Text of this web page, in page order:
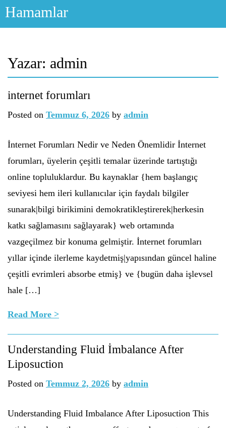
Skip
Hamamlar
Yazar: admin
internet forumları
Posted on Temmuz 6, 2026 by admin
İnternet Forumları Nedir ve Neden Önemlidir İnternet
forumları, üyelerin çeşitli temalar üzerinde tartıştığı
online topluluklardur. Bu kaynaklar {hem başlangıç
seviyesi hem ileri kullanıcılar için faydalı bilgiler
sunarak|bilgi birikimini demokratikleştirerek|herkesin
katkı sağlamasını sağlayarak} web ortamında
vazgeçilmez bir konuma gelmiştir. İnternet forumları
yıllar içinde ilerleme kaydetmiş|yapısından güncel haline
çeşitli evrimleri absorbe etmiş} ve {bugün daha işlevsel
hale […]
Read More >
Understanding Fluid İmbalance After
Liposuction
Posted on Temmuz 2, 2026 by admin
Understanding Fluid Imbalance After Liposuction This